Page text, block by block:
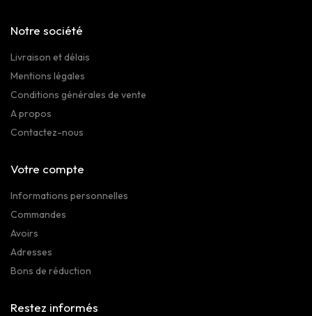
Notre société
Livraison et délais
Mentions légales
Conditions générales de vente
A propos
Contactez-nous
Votre compte
Informations personnelles
Commandes
Avoirs
Adresses
Bons de réduction
Restez informés